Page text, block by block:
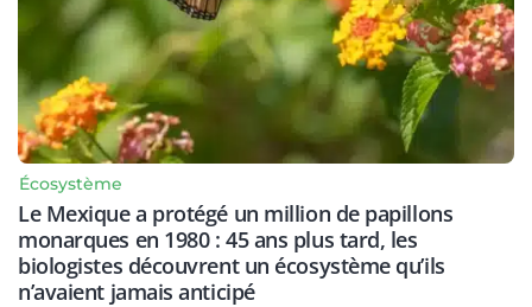
Écosystème
Le Mexique a protégé un million de papillons
monarques en 1980 : 45 ans plus tard, les
biologistes découvrent un écosystème qu’ils
n’avaient jamais anticipé